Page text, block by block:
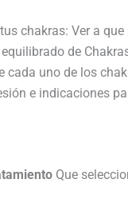
chakras: Ver a
de
cada uno de los
e indicaciones
Que